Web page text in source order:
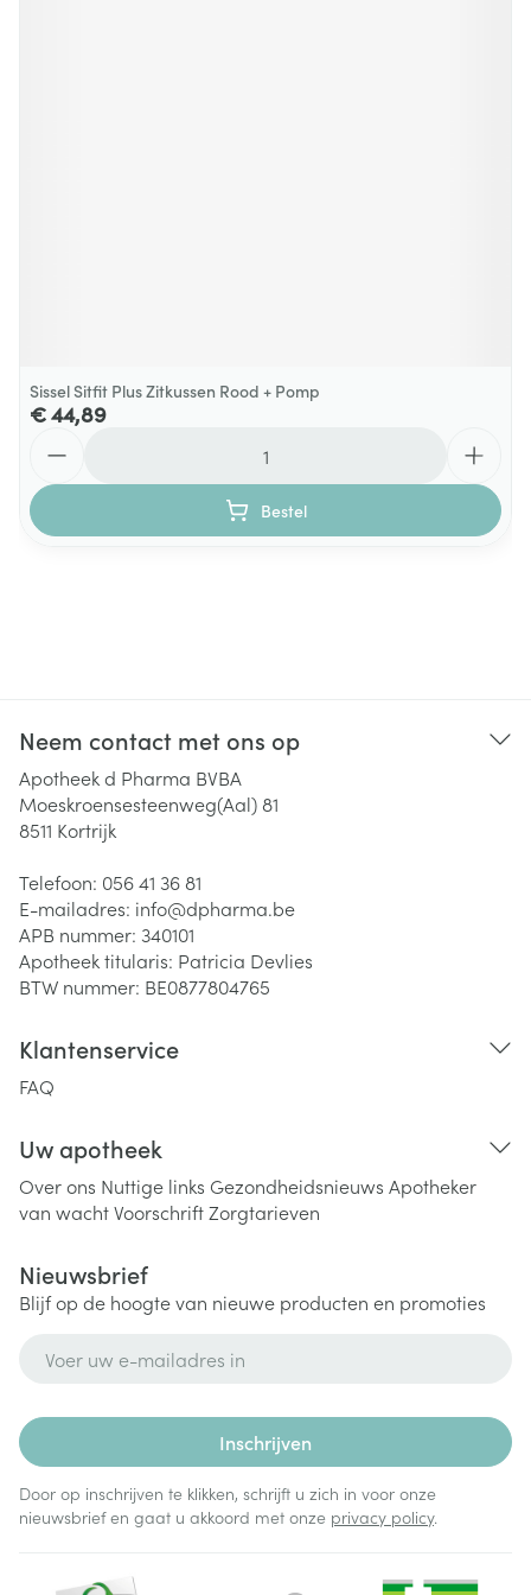
Sissel Sitfit Plus Zitkussen Rood + Pomp
€ 44,89
Bestel
Neem contact met ons op
Apotheek d Pharma BVBA
Moeskroensesteenweg(Aal) 81
8511 Kortrijk
Telefoon: 056 41 36 81
E-mailadres: info@dpharma.be
APB nummer: 340101
Apotheek titularis: Patricia Devlies
BTW nummer: BE0877804765
Klantenservice
FAQ
Uw apotheek
Over ons Nuttige links Gezondheidsnieuws Apotheker
van wachtVoorschriftZorgtarieven
Nieuwsbrief
Blijf op de hoogte van nieuwe producten en promoties
Inschrijven
Door op inschrijven te klikken, schrijft u zich in voor onze
nieuwsbrief en gaat u akkoord met onze privacy policy.